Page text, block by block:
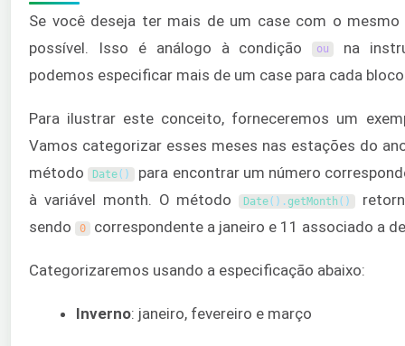
Se você deseja ter mais de um case com o
possível. Isso é análogo à condição ou na
podemos especificar mais de um case para cada
Para ilustrar este conceito, forneceremos um
Vamos categorizar esses meses nas estações do
método Date( ) para encontrar um número
à variável month. O método Date( ) .getMonth ( )
sendo
0 correspondente a janeiro e 11 associado a
Categorizaremos usando a especificação abaixo:
Inverno: janeiro, fevereiro e março